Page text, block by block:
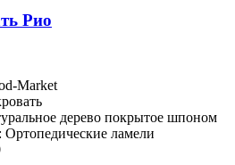
Рио
Market
дерево покрытое шпоном
: Ортопедические ламели